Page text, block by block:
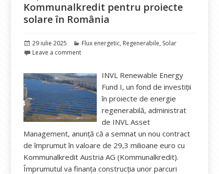
Kommunalkredit pentru proiecte
solare în România
Publicat
pe
29 iulie 2025 Categorii
Flux energetic, Regenerabile, Solar
Leave a comment
INVL Renewable Energy
Fund I, un fond de investiții
în proiecte de energie
regenerabilă, administrat
de INVL Asset
Management, anunță că a semnat un nou contract
de împrumut în valoare de 29,3 milioane euro cu
Kommunalkredit Austria AG (Kommunalkredit).
Împrumutul va finanța construcția unor parcuri